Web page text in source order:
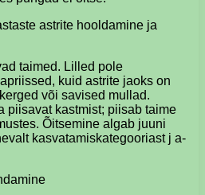
astrite hooldamine ja
taimed. Lilled pole
kuid astrite jaoks on
või savised mullad.
piisavat kastmist; piisab taime
Õitsemine algab juuni
kasvatamiskategooriast j a-